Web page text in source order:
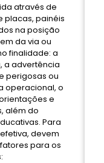
através de
placas, painéis
na posição
da via ou
finalidade: a
a advertência
perigosas ou
operacional, o
e
além do
Para
devem
para os